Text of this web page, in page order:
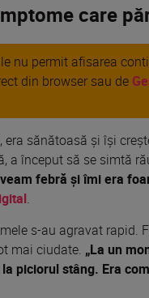
care
nu permit afisarea
din browser sau de
era sănătoasă și își
a început să se simtă
febră și îmi era
.
s-au agravat rapid.
mai ciudate. „La un
piciorul stâng. Era